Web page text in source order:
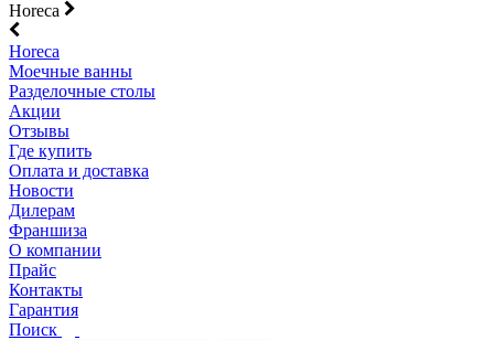
Horeca
Horeca
Моечные ванны
Разделочные столы
Акции
Отзывы
Где купить
Оплата и доставка
Новости
Дилерам
Франшиза
О компании
Прайс
Контакты
Гарантия
Поиск